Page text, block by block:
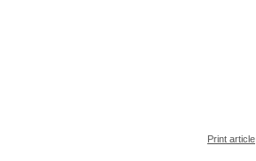
Print article